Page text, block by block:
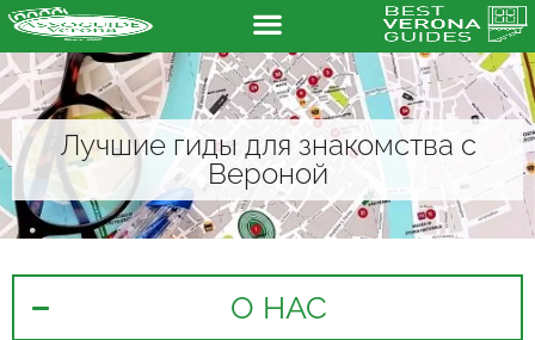
Лучшие гиды для знакомства с
Вероной
О НАС